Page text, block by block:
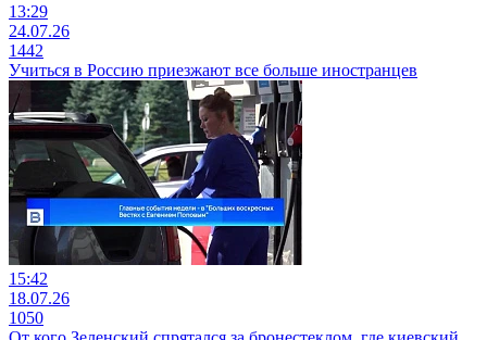
13:29
24.07.26
1442
Учиться в Россию приезжают все больше иностранцев
15:42
18.07.26
1050